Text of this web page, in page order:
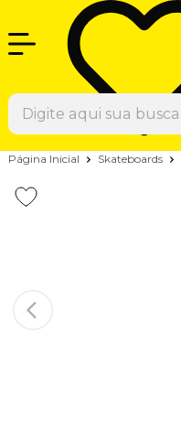
Página Inicial Skateboards